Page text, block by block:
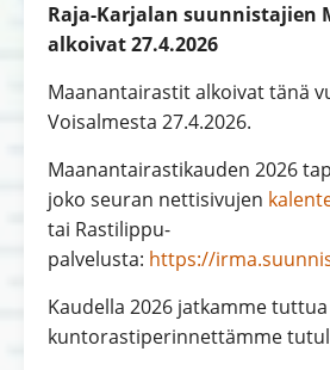
Raja-Karjalan suunnistajien
alkoivat 27.4.2026
Maanantairastit alkoivat tänä
Voisalmesta 27.4.2026.
Maanantairastikauden 2026
joko seuran nettisivujen
tai Rastilippu-
palvelusta: https://
Kaudella 2026 jatkamme
kuntorastiperinnettämme